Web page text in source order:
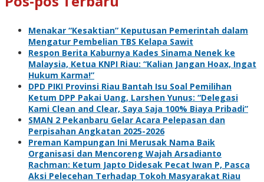
Menakar “Kesaktian” Keputusan Pemerintah dalam
Mengatur Pembelian TBS Kelapa Sawit
Respon Berita Kaburnya Kades Sinama Nenek ke
Malaysia, Ketua KNPI Riau: “Kalian Jangan Hoax, Ingat
Hukum Karma!”
DPD PIKI Provinsi Riau Bantah Isu Soal Pemilihan
Ketum DPP Pakai Uang, Larshen Yunus: “Delegasi
Kami Clean and Clear, Saya Saja 100% Biaya Pribadi”
SMAN 2 Pekanbaru Gelar Acara Pelepasan dan
Perpisahan Angkatan 2025-2026
Preman Kampungan Ini Merusak Nama Baik
Organisasi dan Mencoreng Wajah Arsadianto
Rachman: Ketum Japto Didesak Pecat Iwan P, Pasca
Aksi Pelecehan Terhadap Tokoh Masyarakat Riau